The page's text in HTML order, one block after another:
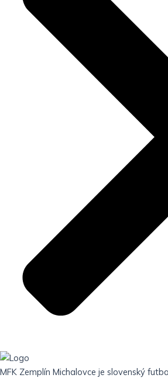
MFK Zemplín Michalovce je slovenský